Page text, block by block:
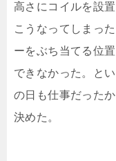
高さにコイルを設
こうなってしまっ
ーをぶち当てる位
できなかった。と
の日も仕事だった
決めた。